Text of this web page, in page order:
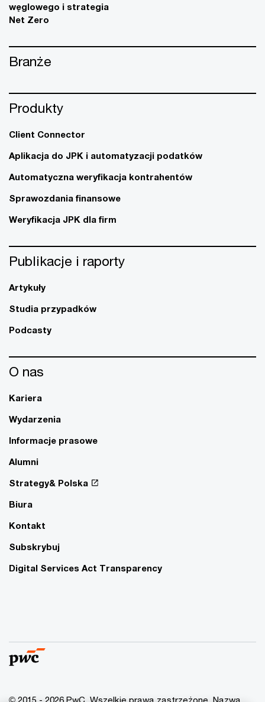
węglowego i strategia
Net Zero
Branże
Produkty
Client Connector
Aplikacja do JPK i automatyzacji podatków
Automatyczna weryfikacja kontrahentów
Sprawozdania finansowe
Weryfikacja JPK dla firm
Publikacje i raporty
Artykuły
Studia przypadków
Podcasty
O nas
Kariera
Wydarzenia
Informacje prasowe
Alumni
Strategy& Polska
Biura
Kontakt
Subskrybuj
Digital Services Act Transparency
© 2015 - 2026 PwC. Wszelkie prawa zastrzeżone. Nazwa